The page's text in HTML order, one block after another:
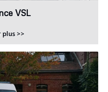
VSL
plus >>